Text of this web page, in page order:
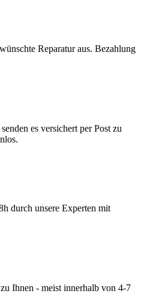
Reparatur aus. Bezahlung
es versichert per Post zu
durch unsere Experten mit
Ihnen - meist innerhalb von 4-7